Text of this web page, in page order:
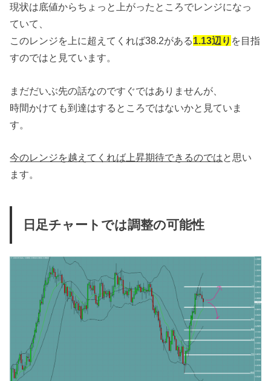
現状は底値からちょっと上がったところでレンジになっ
ていて、
このレンジを上に超えてくれば38.2がある1.13辺り を目指
すのではと見ています。
まだだいぶ先の話なのですぐではありませんが、
時間かけても到達はするところではないかと見ていま
す。
今のレンジを越えてくれば上昇期待できるのではと思い
ます。
日足チャートでは調整の可能性